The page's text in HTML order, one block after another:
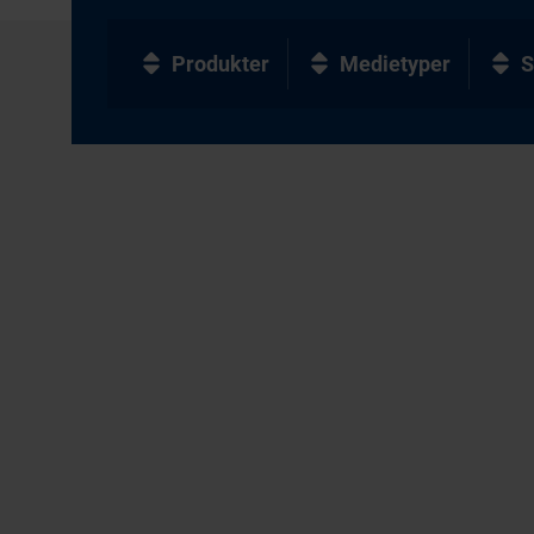
Produkter Medietyper